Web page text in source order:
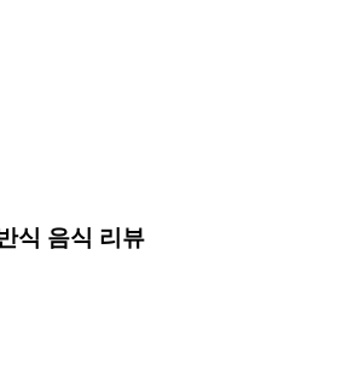
식 음식 리뷰